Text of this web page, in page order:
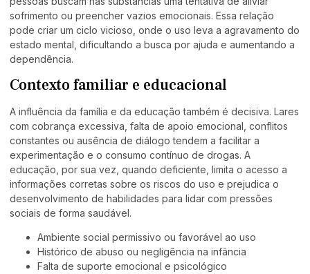
sofrimento ou preencher vazios emocionais. Essa relação
pode criar um ciclo vicioso, onde o uso leva a agravamento do
estado mental, dificultando a busca por ajuda e aumentando a
dependência.
Contexto familiar e educacional
A influência da família e da educação também é decisiva. Lares
com cobrança excessiva, falta de apoio emocional, conflitos
constantes ou ausência de diálogo tendem a facilitar a
experimentação e o consumo contínuo de drogas. A
educação, por sua vez, quando deficiente, limita o acesso a
informações corretas sobre os riscos do uso e prejudica o
desenvolvimento de habilidades para lidar com pressões
sociais de forma saudável.
Ambiente social permissivo ou favorável ao uso
Histórico de abuso ou negligência na infância
Falta de suporte emocional e psicológico